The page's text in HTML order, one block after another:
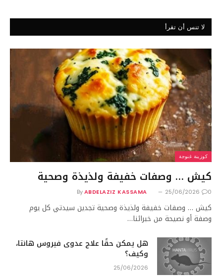
لا تنس أن تقرأ
كوزينة غنوجة
كيش … وصفات خفيفة ولذيذة وصحية
By ABDELAZIZ KASSAMA 25/06/2026 0
كيش … وصفات خفيفة ولذيذة وصحية تجدين سيدتي كل يوم
وصفة أو نصيحة من خبرائنا…
هل يمكن حقًا علاج عدوى فيروس هانتا،
وكيف؟
25/06/2026